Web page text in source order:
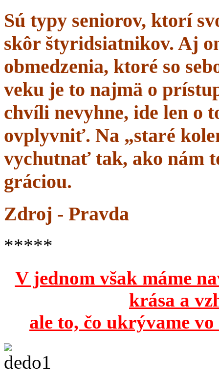
Sú typy seniorov, ktorí
skôr štyridsiatnikov. Aj
obmedzenia, ktoré so
veku je to najmä o
chvíli nevyhne, ide len o
ovplyvniť. Na „staré
vychutnať tak, ako nám
gráciou.
Zdroj - Pravda
*****
V jednom však máme
krása a
ale to, čo ukrývame